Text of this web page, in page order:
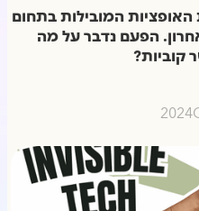
המובילות בתחום
הפעם נדבר על מה
קוביות?
2024